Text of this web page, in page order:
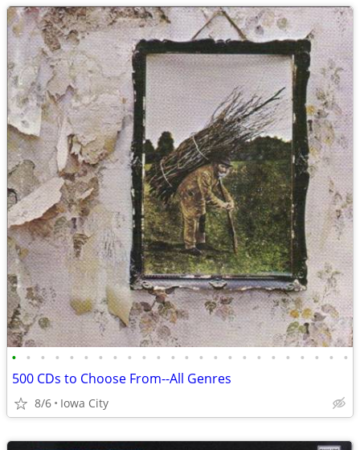
• • • • • • • • • • • • • • • • • • • • • • • •
500 CDs to Choose From--All Genres
8/6 Iowa City